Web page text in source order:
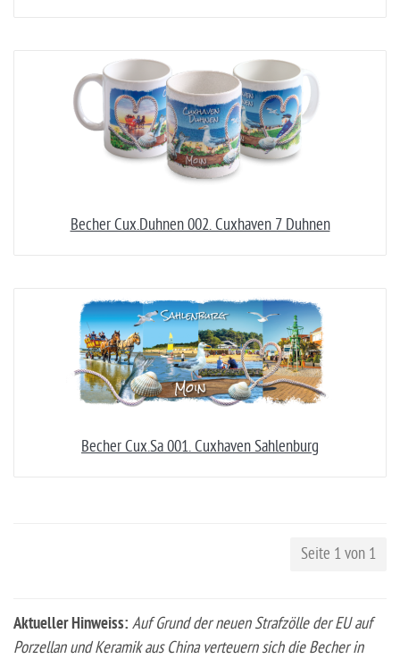
Becher Cux.Duhnen 002. Cuxhaven 7 Duhnen
Becher Cux.Sa 001. Cuxhaven Sahlenburg
Seite 1 von 1
Aktueller Hinweiss: Auf Grund der neuen Strafzölle der EU auf
Porzellan und Keramik aus China verteuern sich die Becher in